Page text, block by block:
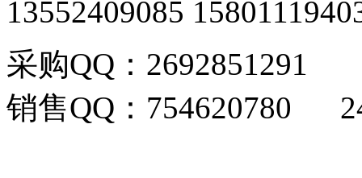
13552409085
采购QQ：2692851291
销售QQ：754620780